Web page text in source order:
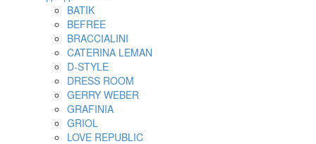
BATIK
BEFREE
BRACCIALINI
CATERINA LEMAN
D-STYLE
DRESS ROOM
GERRY WEBER
GRAFINIA
GRIOL
LOVE REPUBLIC